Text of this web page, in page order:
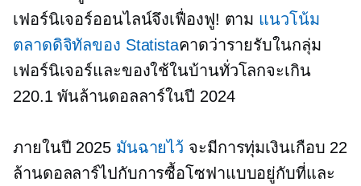
เฟอร์นิเจอร์ออนไลน์จึงเฟื่องฟู! ตาม แนวโน้ม
ตลาดดิจิทัลของ Statistaคาดว่ารายรับในกลุ่ม
เฟอร์นิเจอร์และของใช้ในบ้านทั่วโลกจะเกิน
220.1 พันล้านดอลลาร์ในปี 2024
ภายในปี 2025 มันฉายไว้ จะมีการทุ่มเงินเกือบ 22
ล้านดอลลาร์ไปกับการซื้อโซฟาแบบอยู่กับที่และ